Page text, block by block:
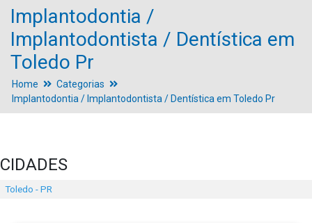
Implantodontia /
Implantodontista / Dentística em
Toledo Pr
Home
Categorias
Implantodontia / Implantodontista / Dentística em Toledo Pr
CIDADES
Toledo - PR